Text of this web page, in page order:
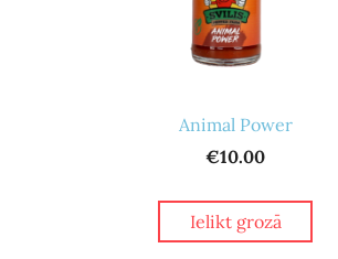
Animal Power
€10.00
Ielikt grozā